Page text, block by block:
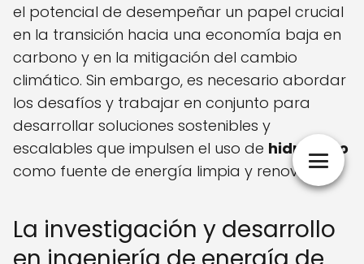
el potencial de desempeñar un papel crucial
en la transición hacia una economía baja en
carbono y en la mitigación del cambio
climático. Sin embargo, es necesario abordar
los desafíos y trabajar en conjunto para
desarrollar soluciones sostenibles y
escalables que impulsen el uso de hidrógeno
como fuente de energía limpia y renovable.
La investigación y desarrollo